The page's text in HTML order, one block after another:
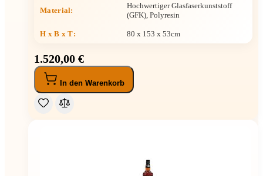
Material:
Hochwertiger Glasfaserkunststoff
(GFK), Polyresin
H x B x T: 80 x 153 x 53cm
1.520,00 €
In den Warenkorb